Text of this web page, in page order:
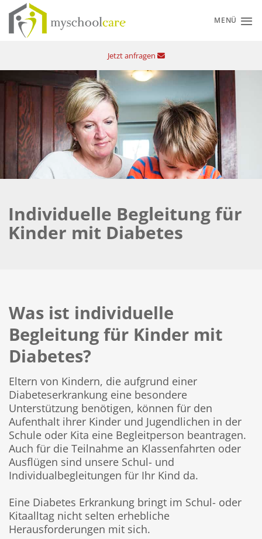
Zum
Inhalt
springen
MENÜ
Jetzt anfragen
Individuelle Begleitung für
Kinder mit Diabetes
Was ist individuelle
Begleitung für Kinder mit
Diabetes?
Eltern von Kindern, die aufgrund einer
Diabeteserkrankung eine besondere
Unterstützung benötigen, können für den
Aufenthalt ihrer Kinder und Jugendlichen in der
Schule oder Kita eine Begleitperson beantragen.
Auch für die Teilnahme an Klassenfahrten oder
Ausflügen sind unsere Schul- und
Individualbegleitungen für Ihr Kind da.
Eine Diabetes Erkrankung bringt im Schul- oder
Kitaalltag nicht selten erhebliche
Herausforderungen mit sich.